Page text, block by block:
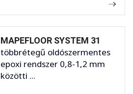
MAPEFLOOR SYSTEM 31
többrétegű oldószermentes
epoxi rendszer 0,8-1,2 mm
közötti ...